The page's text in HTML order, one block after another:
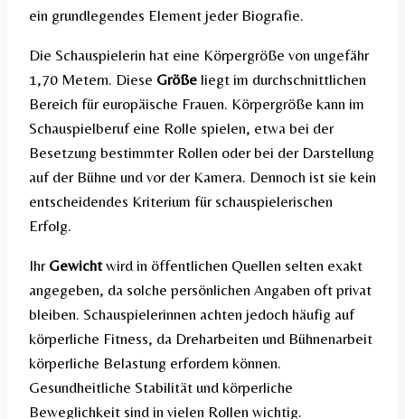
ein grundlegendes Element jeder Biografie.
Die Schauspielerin hat eine Körpergröße von ungefähr
1,70 Metern. Diese Größe liegt im durchschnittlichen
Bereich für europäische Frauen. Körpergröße kann im
Schauspielberuf eine Rolle spielen, etwa bei der
Besetzung bestimmter Rollen oder bei der Darstellung
auf der Bühne und vor der Kamera. Dennoch ist sie kein
entscheidendes Kriterium für schauspielerischen
Erfolg.
Ihr Gewichtwird in öffentlichen Quellen selten exakt
angegeben, da solche persönlichen Angaben oft privat
bleiben. Schauspielerinnen achten jedoch häufig auf
körperliche Fitness, da Dreharbeiten und Bühnenarbeit
körperliche Belastung erfordern können.
Gesundheitliche Stabilität und körperliche
Beweglichkeit sind in vielen Rollen wichtig.